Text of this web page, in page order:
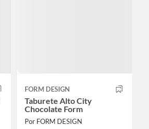
FORM DESIGN
Taburete Alto City
Chocolate Form
Por FORM DESIGN